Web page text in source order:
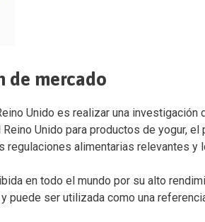
de mercado
Unido es realizar una investigación
Unido para productos de yogur, el
alimentarias relevantes y
en todo el mundo por su alto
puede ser utilizada como una